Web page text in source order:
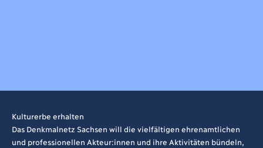
Kulturerbe erhalten
Das Denkmalnetz Sachsen will die vielfältigen ehrenamtlichen
und professionellen Akteur:innen und ihre Aktivitäten bündeln,